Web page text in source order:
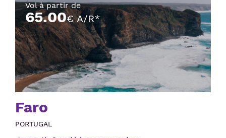
Vol à partir de
65.00€ A/R*
Faro
PORTUGAL